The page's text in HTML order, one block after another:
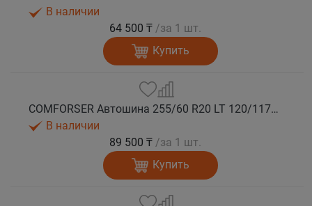
В наличии
64 500 ₸ /за 1 шт.
Купить
COMFORSER Автошина 255/60 R20 LT 120/117S CF1100 10PR RWL лето
В наличии
89 500 ₸ /за 1 шт.
Купить